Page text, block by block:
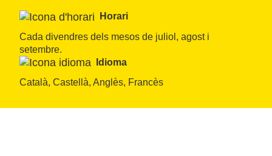
Horari
Cada divendres dels mesos de juliol, agost i
setembre.
Idioma
Català, Castellà, Anglès, Francès